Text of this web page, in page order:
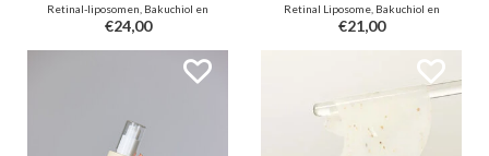
Retinal-liposomen, Bakuchiol en
Peptiden versnelt
celvernieuwing en vervaagt fijne
lijntjes. Met gefermenteerde
het de gevoelige huid, verkleint
het poriën en vermindert het
€24,00
Retinal Liposome, Bakuchiol en
EGF stimuleert collageen en
celvernieuwing. De milde, niet-
irriterende formule met
gefermenteerde ingrediënten
vermindert zichtbaar fijne lijntjes
voor een stralende, stevige en
€21,00